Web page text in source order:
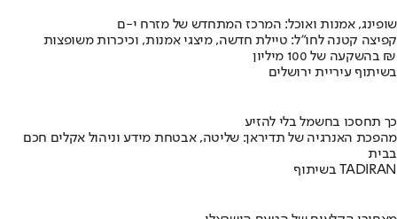
שופינג, אמנות ואוכל: המרכז המתחדש של מזרח י-ם
קפיצה קטנה לחו"ל: טיילת חדשה, מיצגי אמנות, וכיכרות משופצות
בהשקעה של 100 מיליון ₪
בשיתוף עיריית ירושלים
כך תחסכו בחשמל בלי להזיע
מהפכת האנרגיה של תדיראן: שליטה, אבטחת מידע וניהול אקלים חכם
בבית
בשיתוף TADIRAN